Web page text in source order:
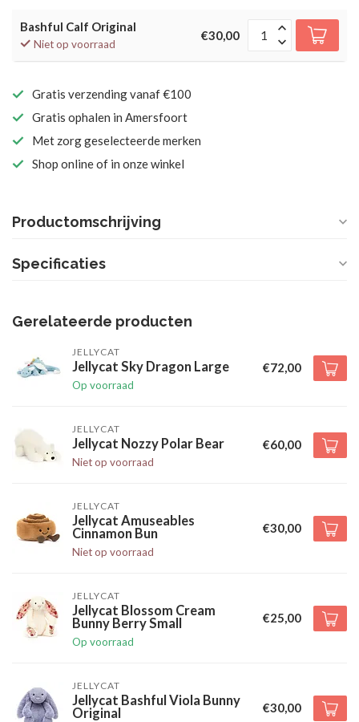
Bashful Calf Original
Niet op voorraad
€30,00
Gratis verzending vanaf €100
Gratis ophalen in Amersfoort
Met zorg geselecteerde merken
Shop online of in onze winkel
Productomschrijving
Specificaties
Gerelateerde producten
JELLYCAT
Jellycat Sky Dragon Large
Op voorraad
€72,00
JELLYCAT
Jellycat Nozzy Polar Bear
Niet op voorraad
€60,00
JELLYCAT
Jellycat Amuseables
Cinnamon Bun
Niet op voorraad
€30,00
JELLYCAT
Jellycat Blossom Cream
Bunny Berry Small
Op voorraad
€25,00
JELLYCAT
Jellycat Bashful Viola Bunny
Original
€30,00